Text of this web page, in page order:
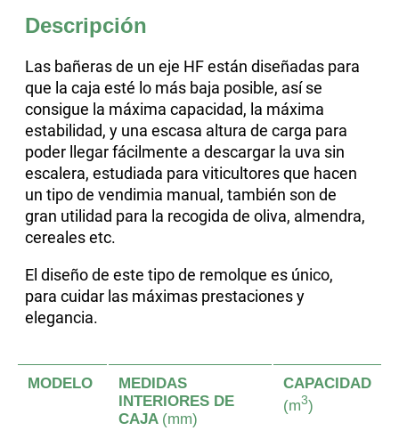
Descripción
Las bañeras de un eje HF están diseñadas para
que la caja esté lo más baja posible, así se
consigue la máxima capacidad, la máxima
estabilidad, y una escasa altura de carga para
poder llegar fácilmente a descargar la uva sin
escalera, estudiada para viticultores que hacen
un tipo de vendimia manual, también son de
gran utilidad para la recogida de oliva, almendra,
cereales etc.
El diseño de este tipo de remolque es único,
para cuidar las máximas prestaciones y
elegancia.
MODELO
MEDIDAS
INTERIORES DE
CAJA (mm)
CAPACIDAD
(m3)